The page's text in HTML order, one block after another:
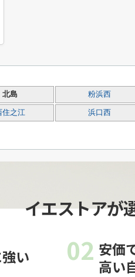
北島 粉浜西
住之江 浜口西
イエストアが
い 02 安価
高い